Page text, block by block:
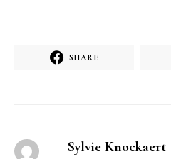
SHARE
Sylvie Knockaert